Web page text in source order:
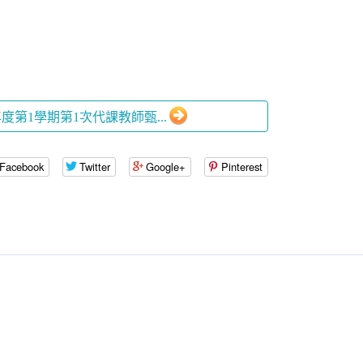
第1學期第1次代課教師甄...
Facebook Twitter Google+ Pinterest